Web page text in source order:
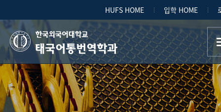
HUFS HOME 입학 HOME
태국어통번역학과